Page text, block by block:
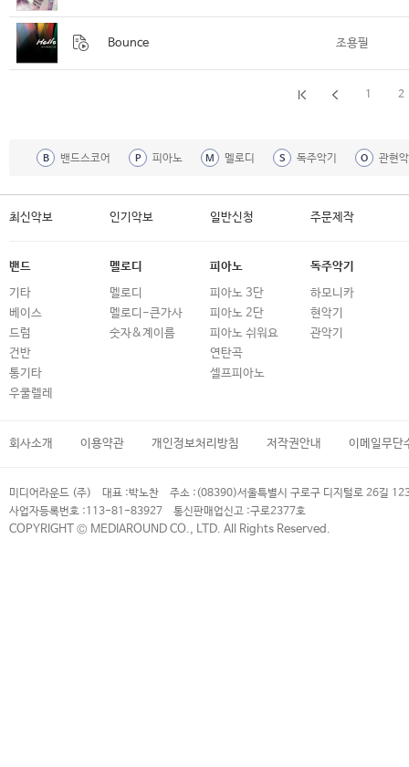
Bounce 조용필
1 2
B 밴드스코어 P 피아노 M 멜로디 S 독주악기 O 관현
최신악보 인기악보 일반신청 주문제작
밴드
기타
베이스
드럼
건반
통기타
우쿨렐레
멜로디
멜로디
멜로디-큰가사
숫자&계이름
피아노
피아노 3단
피아노 2단
피아노 쉬워요
연탄곡
셀프피아노
독주악기
하모니카
현악기
관악기
회사소개 이용약관 개인정보처리방침 저작권안내 이메일무단
미디어라운드 (주) 대표 :박노찬 주소 : (08390)서울특별시 구로구 디지털로 26길
사업자등록번호 :113-81-83927 통신판매업신고 :구로2377호
COPYRIGHT © MEDIAROUND CO., LTD. All Rights Reserved.